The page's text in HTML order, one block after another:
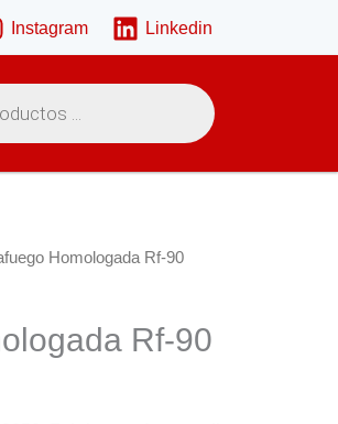
Instagram Linkedin
Homologada Rf-90
Rf-90